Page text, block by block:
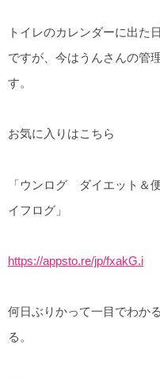
トイレのカレンダーに出た
ですが、今はうんさんの管
す。
お気に入りはこちら
「ウンログ ダイエット＆
イフログ」
https://appsto.re/jp/fxakG.i
何日ぶりかって一目でわか
る。